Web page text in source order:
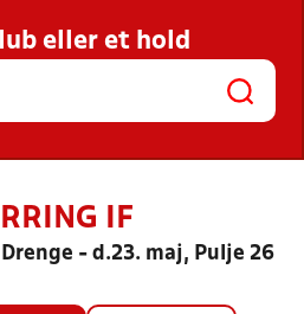
KLUBBER OG
HOLD
eller et hold
IF
- d.23. maj, Pulje 26